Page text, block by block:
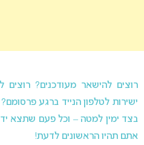
רוצים להישאר מעודכנים? רוצים
ישירות לטלפון הנייד ברגע
בצד ימין למטה – וכל פעם שתצא
אתם תהיו הראשונים לדעת!